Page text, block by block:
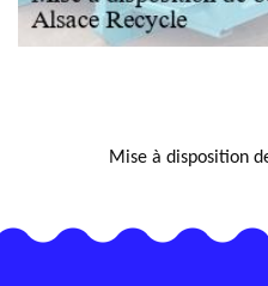
Mise à disposition